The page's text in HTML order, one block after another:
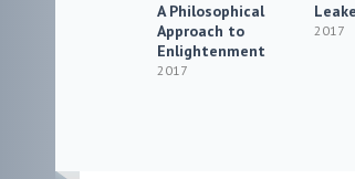
A Philosophical
Approach to
Enlightenment
2017
2017